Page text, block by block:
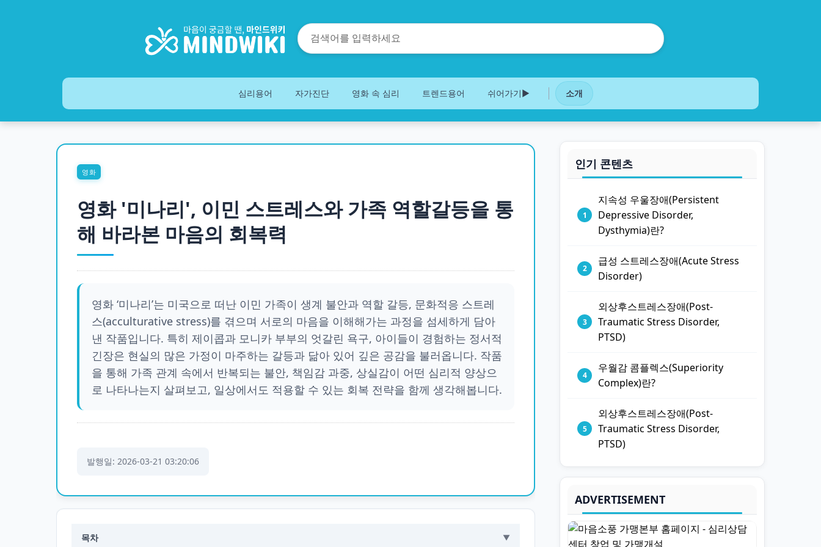
심리용어 자가진단 영화 속 심리 트렌드용어 쉬어가기▶️ 소개
영화
영화 '미나리', 이민 스트레스와 가족 역할갈등을 통
해 바라본 마음의 회복력
영화 ‘미나리’는 미국으로 떠난 이민 가족이 생계 불안과 역할 갈등, 문화적응 스트레
스(acculturative stress)를 겪으며 서로의 마음을 이해해가는 과정을 섬세하게 담아
낸 작품입니다. 특히 제이콥과 모니카 부부의 엇갈린 욕구, 아이들이 경험하는 정서적
긴장은 현실의 많은 가정이 마주하는 갈등과 닮아 있어 깊은 공감을 불러옵니다. 작품
을 통해 가족 관계 속에서 반복되는 불안, 책임감 과중, 상실감이 어떤 심리적 양상으
로 나타나는지 살펴보고, 일상에서도 적용할 수 있는 회복 전략을 함께 생각해봅니다.
발행일: 2026-03-21 03:20:06
목차 ▼
인기 콘텐츠
지속성 우울장애(Persistent
Depressive Disorder,
Dysthymia)란?
급성 스트레스장애(Acute Stress
Disorder)
외상후스트레스장애(Post-
Traumatic Stress Disorder,
PTSD)
우월감 콤플렉스(Superiority
Complex)란?
외상후스트레스장애(Post-
Traumatic Stress Disorder,
PTSD)
ADVERTISEMENT